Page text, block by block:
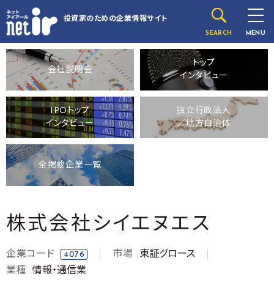
投資家のための企業情報サイト
SEARCH MENU
会社説明会
トップ
インタビュー
IPOトップ
インタビュー
独立行政法人
／地方自治体
全掲載企業一覧
株式会社シイエヌエス
企業コード 4076 市場
東証グロース
業種
情報・通信業